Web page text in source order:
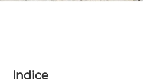
Indice